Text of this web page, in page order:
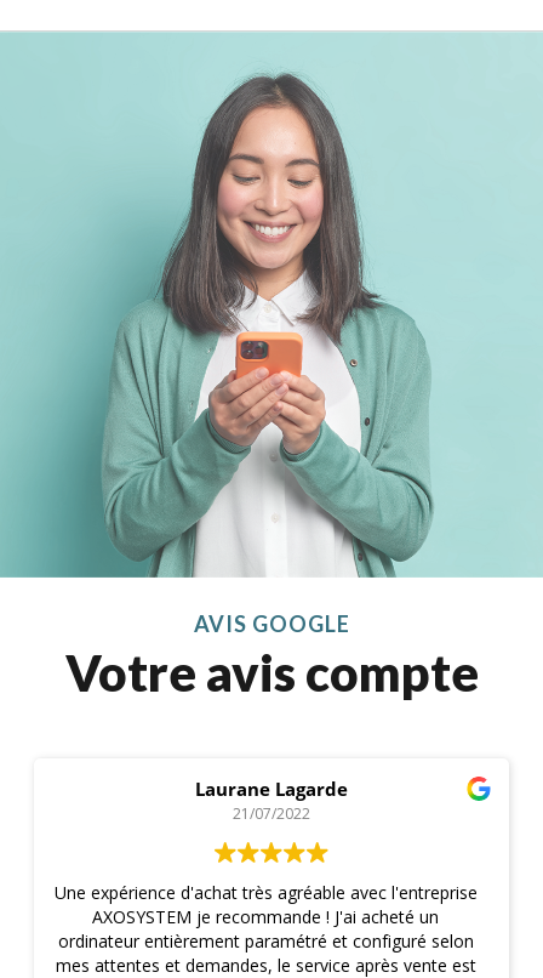
AVIS GOOGLE
Votre avis compte
Laurane Lagarde
21/07/2022
Une expérience d'achat très agréable avec l'entreprise
AXOSYSTEM je recommande ! J'ai acheté un
ordinateur entièrement paramétré et configuré selon
mes attentes et demandes, le service après vente est